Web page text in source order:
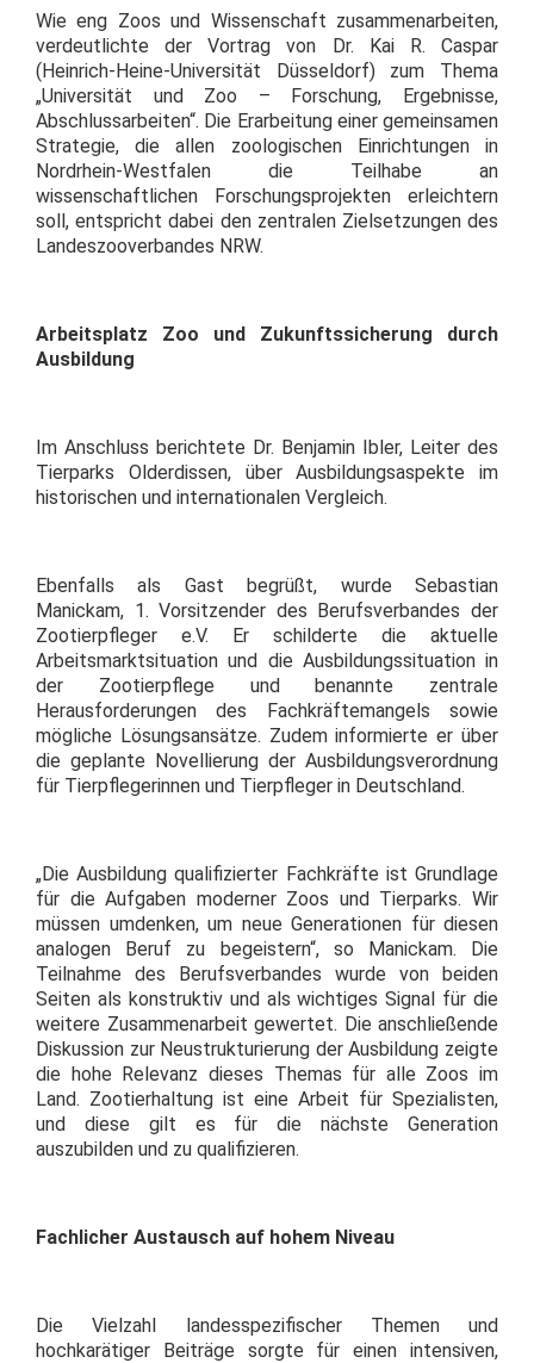
Wie eng Zoos und Wissenschaft zusammenarbeiten,
verdeutlichte der Vortrag von Dr. Kai R. Caspar
(Heinrich-Heine-Universität Düsseldorf) zum Thema
„Universität und Zoo – Forschung, Ergebnisse,
Abschlussarbeiten“. Die Erarbeitung einer gemeinsamen
Strategie, die allen zoologischen Einrichtungen in
Nordrhein-Westfalen die Teilhabe an
wissenschaftlichen Forschungsprojekten erleichtern
soll, entspricht dabei den zentralen Zielsetzungen des
Landeszooverbandes NRW.
Arbeitsplatz Zoo und Zukunftssicherung durch
Ausbildung
Im Anschluss berichtete Dr. Benjamin Ibler, Leiter des
Tierparks Olderdissen, über Ausbildungsaspekte im
historischen und internationalen Vergleich.
Ebenfalls als Gast begrüßt, wurde Sebastian
Manickam, 1. Vorsitzender des Berufsverbandes der
Zootierpfleger e.V. Er schilderte die aktuelle
Arbeitsmarktsituation und die Ausbildungssituation in
der Zootierpflege und benannte zentrale
Herausforderungen des Fachkräftemangels sowie
mögliche Lösungsansätze. Zudem informierte er über
die geplante Novellierung der Ausbildungsverordnung
für Tierpflegerinnen und Tierpfleger in Deutschland.
„Die Ausbildung qualifizierter Fachkräfte ist Grundlage
für die Aufgaben moderner Zoos und Tierparks. Wir
müssen umdenken, um neue Generationen für diesen
analogen Beruf zu begeistern“, so Manickam. Die
Teilnahme des Berufsverbandes wurde von beiden
Seiten als konstruktiv und als wichtiges Signal für die
weitere Zusammenarbeit gewertet. Die anschließende
Diskussion zur Neustrukturierung der Ausbildung zeigte
die hohe Relevanz dieses Themas für alle Zoos im
Land. Zootierhaltung ist eine Arbeit für Spezialisten,
und diese gilt es für die nächste Generation
auszubilden und zu qualifizieren.
Fachlicher Austausch auf hohem Niveau
Die Vielzahl landesspezifischer Themen und
hochkarätiger Beiträge sorgte für einen intensiven,